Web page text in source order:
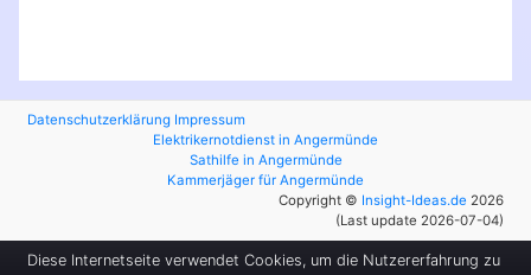
Datenschutzerklärung Impressum
Elektrikernotdienst in Angermünde
Sathilfe in Angermünde
Kammerjäger für Angermünde
Copyright © Insight-Ideas.de 2026
(Last update 2026-07-04)
Diese Internetseite verwendet Cookies, um die Nutzererfahrung zu